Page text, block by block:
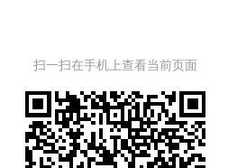
扫一扫在手机上查看当前页面